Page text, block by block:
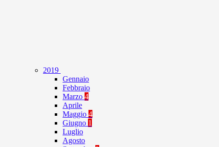
2019
Gennaio
Febbraio
Marzo 4
Aprile
Maggio 4
Giugno 1
Luglio
Agosto